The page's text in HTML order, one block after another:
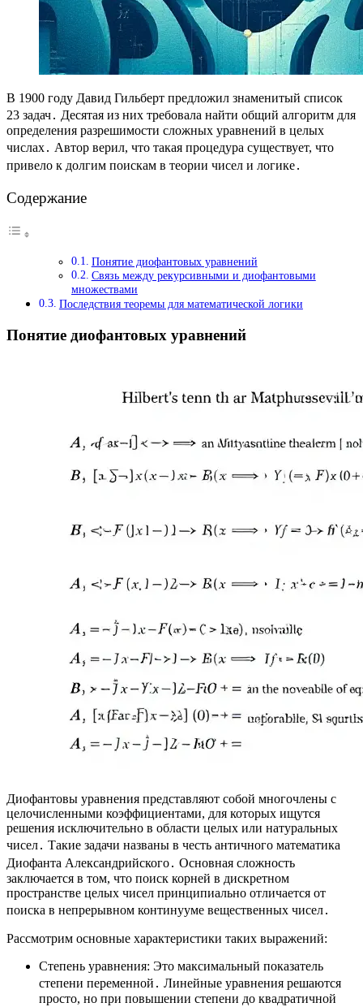
В 1900 году Давид Гильберт предложил знаменитый список
23 задач․ Десятая из них требовала найти общий алгоритм для
определения разрешимости сложных уравнений в целых
числах․ Автор верил, что такая процедура существует, что
привело к долгим поискам в теории чисел и логике․
Содержание
Понятие диофантовых уравнений
Связь между рекурсивными и диофантовыми
множествами
Последствия теоремы для математической логики
Понятие диофантовых уравнений
Диофантовы уравнения представляют собой многочлены с
целочисленными коэффициентами, для которых ищутся
решения исключительно в области целых или натуральных
чисел․ Такие задачи названы в честь античного математика
Диофанта Александрийского․ Основная сложность
заключается в том, что поиск корней в дискретном
пространстве целых чисел принципиально отличается от
поиска в непрерывном континууме вещественных чисел․
Рассмотрим основные характеристики таких выражений:
Степень уравнения: Это максимальный показатель
степени переменной․ Линейные уравнения решаются
просто, но при повышении степени до квадратичной